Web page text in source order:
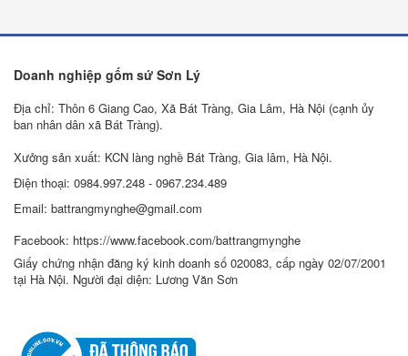
Doanh nghiệp gốm sứ Sơn Lý
Địa chỉ: Thôn 6 Giang Cao, Xã Bát Tràng, Gia Lâm, Hà Nội (cạnh ủy
ban nhân dân xã Bát Tràng).
Xưởng sản xuất: KCN làng nghề Bát Tràng, Gia lâm, Hà Nội.
Điện thoại: 0984.997.248 - 0967.234.489
Email: battrangmynghe@gmail.com
Facebook: https://www.facebook.com/battrangmynghe
Giấy chứng nhận đăng ký kinh doanh số 020083, cấp ngày 02/07/2001
tại Hà Nội. Người đại diện: Lương Văn Sơn